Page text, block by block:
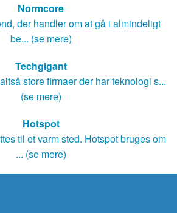
Normcore
der handler om at gå i almindeligt
be... (se mere)
Techgigant
store firmaer der har teknologi s...
(se mere)
Hotspot
til et varm sted. Hotspot bruges om
... (se mere)